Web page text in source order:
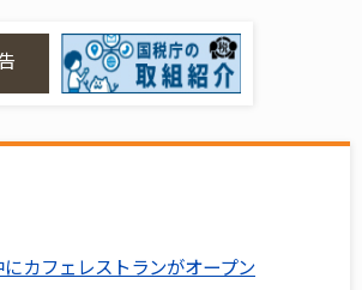
カフェレストランがオープン